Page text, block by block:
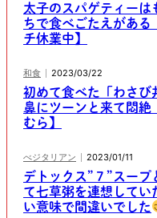
太子のスパゲティーは
ちで食べごたえがある
チ休業中】
和食 2023/03/22
初めて食べた「わさび
鼻にツーンと来て悶絶
むら】
べジタリアン 2023/01/11
デトックス”７”スープ
て七草粥を連想してい
い意味で間違いでした